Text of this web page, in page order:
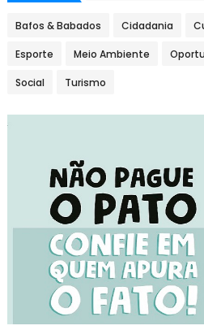
Bafos & Babados Cidadania
Esporte Meio Ambiente
Social Turismo